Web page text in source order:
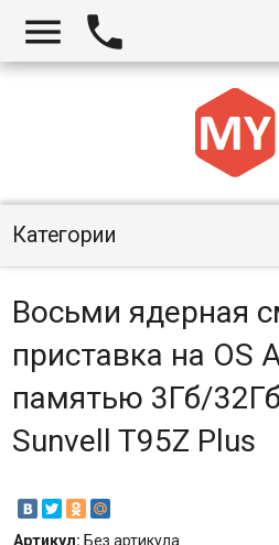
 
Категории
Восьми ядерная
приставка на OS
памятью 3Гб/
Sunvell T95Z Plus
Артикул: Без артикула